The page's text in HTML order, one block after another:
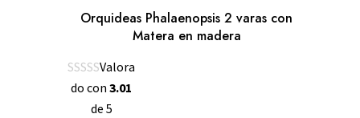
Orquideas Phalaenopsis 2 varas con
Matera en madera
Valora
do con3.01
de 5